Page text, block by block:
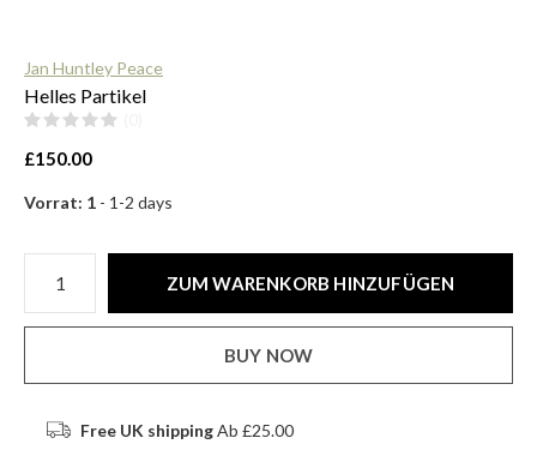
Jan Huntley Peace
Helles Partikel
£150.00
Vorrat: 1 - 1-2 days
ZUM WARENKORB HINZUFÜGEN
BUY NOW
Free UK shippingAb £25.00